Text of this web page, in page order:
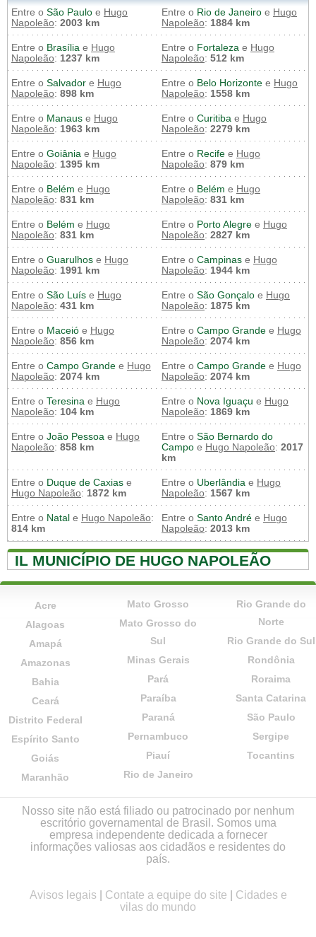
Entre o São Paulo e Hugo
Napoleão: 2003 km
Entre o Rio de Janeiro e Hugo
Napoleão: 1884 km
Entre o Brasília e Hugo
Napoleão: 1237 km
Entre o Fortaleza e Hugo
Napoleão: 512 km
Entre o Salvador e Hugo
Napoleão: 898 km
Entre o Belo Horizonte e Hugo
Napoleão: 1558 km
Entre o Manaus e Hugo
Napoleão: 1963 km
Entre o Curitiba e Hugo
Napoleão: 2279 km
Entre o Goiânia e Hugo
Napoleão: 1395 km
Entre o Recife e Hugo
Napoleão: 879 km
Entre o Belém e Hugo
Napoleão: 831 km
Entre o Belém e Hugo
Napoleão: 831 km
Entre o Belém e Hugo
Napoleão: 831 km
Entre o Porto Alegre e Hugo
Napoleão: 2827 km
Entre o Guarulhos e Hugo
Napoleão: 1991 km
Entre o Campinas e Hugo
Napoleão: 1944 km
Entre o São Luís e Hugo
Napoleão: 431 km
Entre o São Gonçalo e Hugo
Napoleão: 1875 km
Entre o Maceió e Hugo
Napoleão: 856 km
Entre o Campo Grande e Hugo
Napoleão: 2074 km
Entre o Campo Grande e Hugo
Napoleão: 2074 km
Entre o Campo Grande e Hugo
Napoleão: 2074 km
Entre o Teresina e Hugo
Napoleão: 104 km
Entre o Nova Iguaçu e Hugo
Napoleão: 1869 km
Entre o João Pessoa e Hugo
Napoleão: 858 km
Entre o São Bernardo do
Campo e Hugo Napoleão: 2017
km
Entre o Duque de Caxias e
Hugo Napoleão: 1872 km
Entre o Uberlândia e Hugo
Napoleão: 1567 km
Entre o Natal e Hugo Napoleão:
814 km
Entre o Santo André e Hugo
Napoleão: 2013 km
IL MUNICÍPIO DE HUGO NAPOLEÃO
Acre
Alagoas
Amapá
Amazonas
Bahia
Ceará
Distrito Federal
Espírito Santo
Goiás
Maranhão
Mato Grosso
Mato Grosso do
Sul
Minas Gerais
Pará
Paraíba
Paraná
Pernambuco
Piauí
Rio de Janeiro
Rio Grande do
Norte
Rio Grande do Sul
Rondônia
Roraima
Santa Catarina
São Paulo
Sergipe
Tocantins
Nosso site não está filiado ou patrocinado por nenhum
escritório governamental de Brasil. Somos uma
empresa independente dedicada a fornecer
informações valiosas aos cidadãos e residentes do
país.
Avisos legais Contate a equipe do site
Cidades e
vilas do mundo